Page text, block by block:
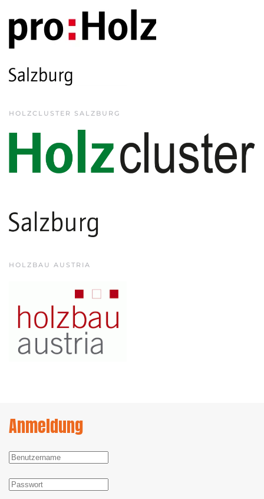
HOLZCLUSTER SALZBURG
HOLZBAU AUSTRIA
Anmeldung